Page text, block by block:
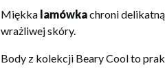
Miękka lamówkachroni
wrażliwej skóry.
Body z kolekcji Beary Cool to